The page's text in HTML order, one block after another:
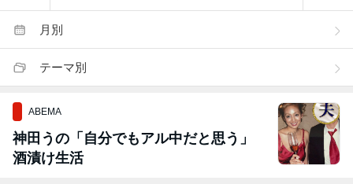
月別
テーマ別
ABEMA
神田うの「自分でもアル中だと思う」
酒漬け生活